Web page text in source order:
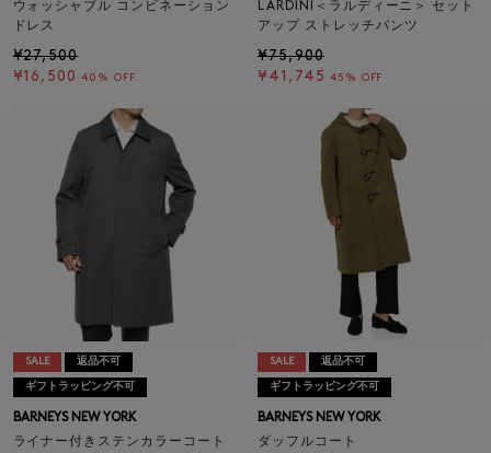
ウォッシャブル コンビネーション
ドレス
¥27,500
¥16,500 40% OFF
LARDINI＜ラルディーニ＞ セット
アップ ストレッチパンツ
¥75,900
¥41,745 45% OFF
SALE 返品不可
ギフトラッピング不可
BARNEYS NEW YORK
ライナー付きステンカラーコート
SALE 返品不可
ギフトラッピング不可
BARNEYS NEW YORK
ダッフルコート